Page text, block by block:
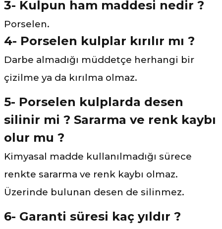
3- Kulpun ham maddesi nedir ?
Porselen.
4- Porselen kulplar kırılır mı ?
Darbe almadığı müddetçe herhangi bir
çizilme ya da kırılma olmaz.
5- Porselen kulplarda desen
silinir mi ? Sararma ve renk kaybı
olur mu ?
Kimyasal madde kullanılmadığı sürece
renkte sararma ve renk kaybı olmaz.
Üzerinde bulunan desen de silinmez.
6- Garanti süresi kaç yıldır ?